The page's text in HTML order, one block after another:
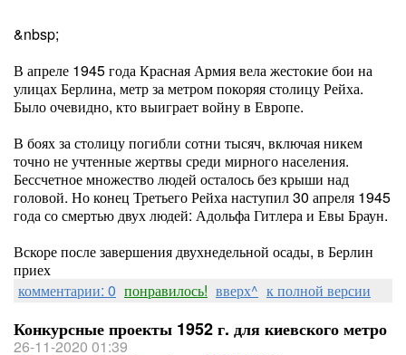
&nbsp;
В апреле 1945 года Красная Армия вела жестокие бои на
улицах Берлина, метр за метром покоряя столицу Рейха.
Было очевидно, кто выиграет войну в Европе.
В боях за столицу погибли сотни тысяч, включая никем
точно не учтенные жертвы среди мирного населения.
Бессчетное множество людей осталось без крыши над
головой. Но конец Третьего Рейха наступил 30 апреля 1945
года со смертью двух людей: Адольфа Гитлера и Евы Браун.
Вскоре после завершения двухнедельной осады, в Берлин
приех
комментарии: 0 понравилось! вверх^ к полной версии
Конкурсные проекты 1952 г. для киевского метро
26-11-2020 01:39